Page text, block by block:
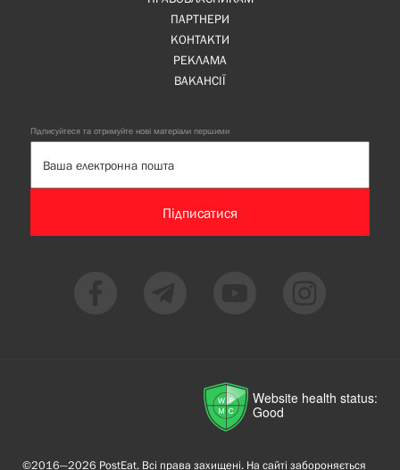
ПАРТНЕРИ
КОНТАКТИ
РЕКЛАМА
ВАКАНСІЇ
Підписуйтеся та отримуйте нові матеріали першими
Підписатися
Website health status:
Good
©2016—2026 PostEat. Всі права захищені. На сайті забороняється